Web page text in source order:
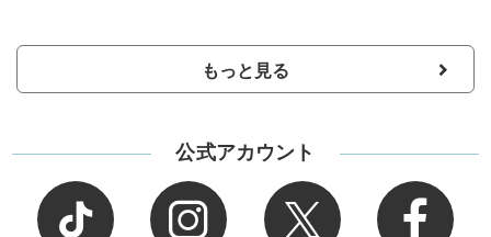
もっと見る
公式アカウント